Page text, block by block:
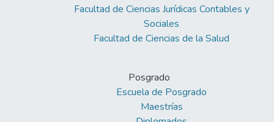
autocuidado en adultos mayores
hipertensos. La excepción fue la relación
entre el conocimiento y la dimensión
Facultad de Ciencias Jurídicas Contables y
Sociales
Facultad de Ciencias de la Salud
Posgrado
Escuela de Posgrado
Maestrías